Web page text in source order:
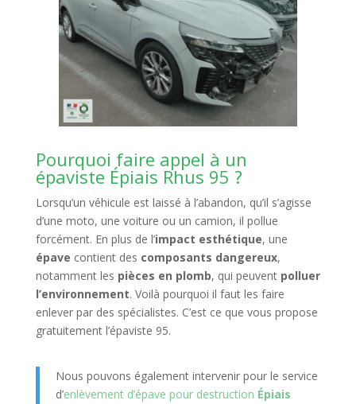
Pourquoi faire appel à un
épaviste Épiais Rhus 95 ?
Lorsqu’un véhicule est laissé à l’abandon, qu’il s’agisse
d’une moto, une voiture ou un camion, il pollue
forcément. En plus de l’impact esthétique, une
épave contient des composants dangereux,
notamment les pièces en plomb, qui peuvent polluer
l’environnement. Voilà pourquoi il faut les faire
enlever par des spécialistes. C’est ce que vous propose
gratuitement l’épaviste 95.
Nous pouvons également intervenir pour le service
d’enlèvement d’épave pour destruction Épiais